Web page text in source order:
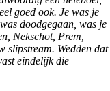
goed ook. Je was je
doodgegaan, was je
Nekschot, Prem,
slipstream. Wedden dat
eindelijk die